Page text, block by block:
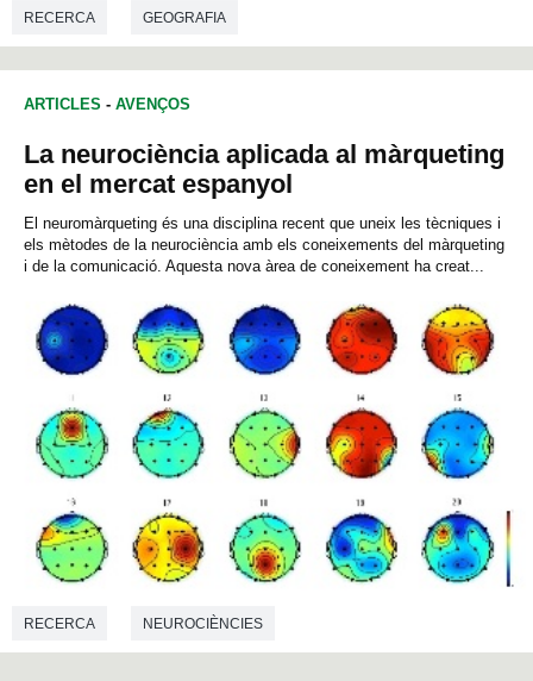
RECERCA GEOGRAFIA
ARTICLES - AVENÇOS
La neurociència aplicada al màrqueting
en el mercat espanyol
El neuromàrqueting és una disciplina recent que uneix les tècniques i
els mètodes de la neurociència amb els coneixements del màrqueting
i de la comunicació. Aquesta nova àrea de coneixement ha creat...
RECERCA NEUROCIÈNCIES